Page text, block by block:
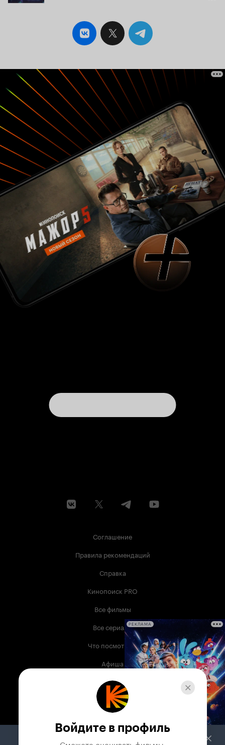
Соглашение
Правила рекомендаций
Справка
Кинопоиск PRO
Все фильмы
Все сериалы
Что посмотреть
Афиша
Музыка
Телепрограмма
Служба поддержки
РЕКЛАМА
Войдите в профиль